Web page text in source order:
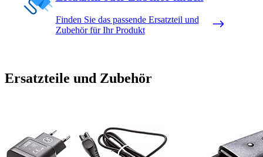
Finden Sie das passende Ersatzteil und
Zubehör für Ihr Produkt
Ersatzteile und Zubehör